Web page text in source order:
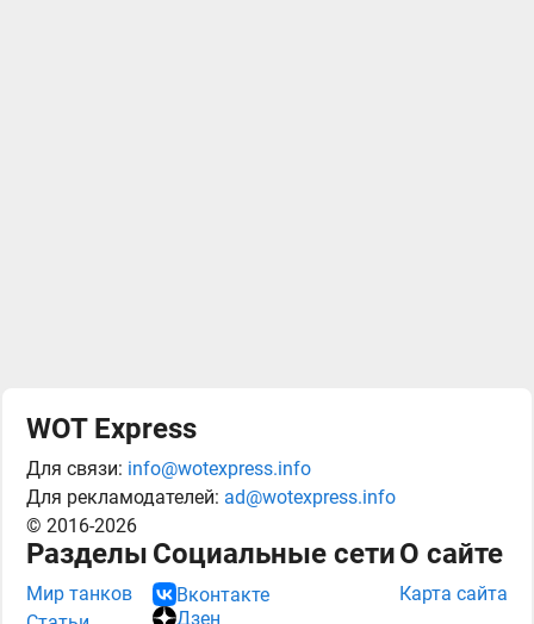
WOT Express
Для связи: info@wotexpress.info
Для рекламодателей: ad@wotexpress.info
© 2016-2026
Разделы
Мир танков
Социальные сети
Вконтакте
Дзен
О сайте
Карта сайта